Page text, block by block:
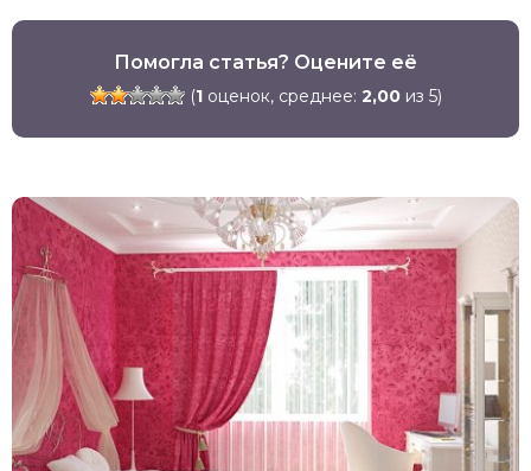
Помогла статья? Оцените её
(1оценок, среднее: 2,00из 5)